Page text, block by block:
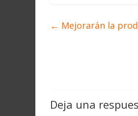
← Mejorarán la
Deja una